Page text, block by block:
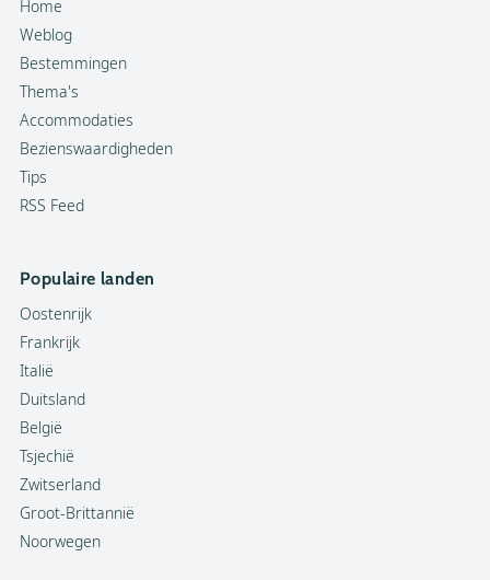
Home
Weblog
Bestemmingen
Thema's
Accommodaties
Bezienswaardigheden
Tips
RSS Feed
Populaire landen
Oostenrijk
Frankrijk
Italië
Duitsland
België
Tsjechië
Zwitserland
Groot-Brittannië
Noorwegen